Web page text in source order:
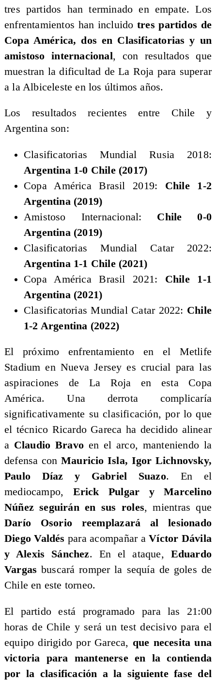
tres partidos han terminado en empate. Los
enfrentamientos han incluido tres partidos de
Copa América, dos en Clasificatorias y un
amistoso internacional, con resultados que
muestran la dificultad de La Roja para superar
a la Albiceleste en los últimos años.
Los resultados recientes entre Chile y
Argentina son:
Clasificatorias Mundial Rusia 2018:
Argentina 1-0 Chile (2017)
Copa América Brasil 2019: Chile 1-2
Argentina (2019)
Amistoso Internacional: Chile 0-0
Argentina (2019)
Clasificatorias Mundial Catar 2022:
Argentina 1-1 Chile (2021)
Copa América Brasil 2021: Chile 1-1
Argentina (2021)
Clasificatorias Mundial Catar 2022: Chile
1-2 Argentina (2022)
El próximo enfrentamiento en el Metlife
Stadium en Nueva Jersey es crucial para las
aspiraciones de La Roja en esta Copa
América. Una derrota complicaría
significativamente su clasificación, por lo que
el técnico Ricardo Gareca ha decidido alinear
a Claudio Bravo en el arco, manteniendo la
defensa con Mauricio Isla, Igor Lichnovsky,
Paulo Díaz y Gabriel Suazo. En el
mediocampo, Erick Pulgar y Marcelino
Núñez seguirán en sus roles, mientras que
Darío Osorio reemplazará al lesionado
Diego Valdéspara acompañar aVíctor Dávila
y Alexis Sánchez. En el ataque, Eduardo
Vargas buscará romper la sequía de goles de
Chile en este torneo.
El partido está programado para las 21:00
horas de Chile y será un test decisivo para el
equipo dirigido por Gareca, que necesita una
victoria para mantenerse en la contienda
por la clasificación a la siguiente fase del